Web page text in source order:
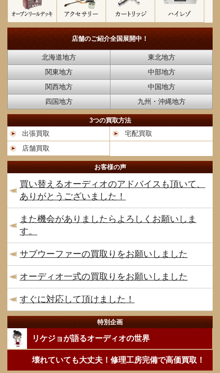
店舗のご紹介全国展開中！
北海道地方
東北地方
関東地方
中部地方
関西地方
中国地方
四国地方
九州・沖縄地方
3つの買取方法
出張買取
宅配買取
店舗買取
お客様の声
買い替えるオーディオのアドバイスも頂いて、
ありがとうございました！
また機会がありましたらよろしくお願いしま
す。
サブウーファーの買取りをお願いしました
オーディオ一式の買取りをお願いしました
すぐに対応して頂けました！
特別企画
リケジョが語るオーディオの世界
壊れていても大丈夫！修理工房完備で高価買取！